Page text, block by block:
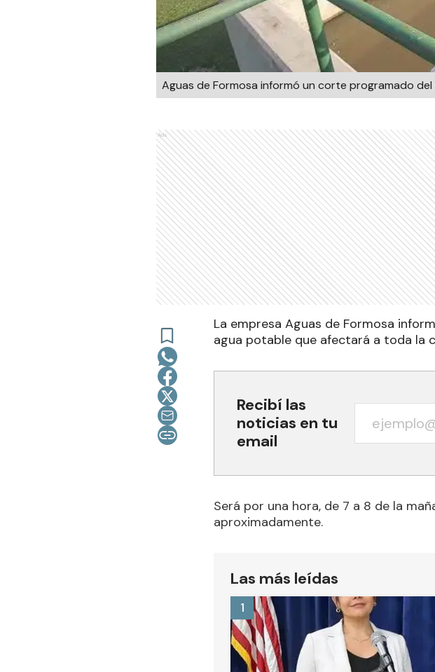
Aguas de Formosa informó un corte programado
Ads
La empresa Aguas de Formosa
agua potable que afectará a toda la
Recibí las
noticias en tu
email
Será por una hora, de 7 a 8 de la
aproximadamente.
Las más leídas
1